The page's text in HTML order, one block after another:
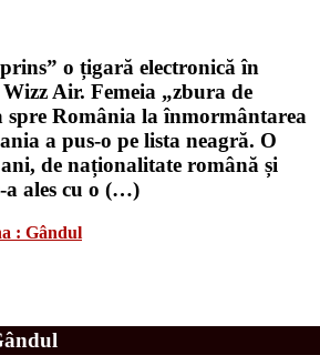
o țigară electronică în
Air. Femeia „zbura de
România la înmormântarea
a pus-o pe lista neagră. O
de naționalitate română și
ales cu o (…)
: Gândul